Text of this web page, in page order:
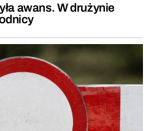
awans. W drużynie